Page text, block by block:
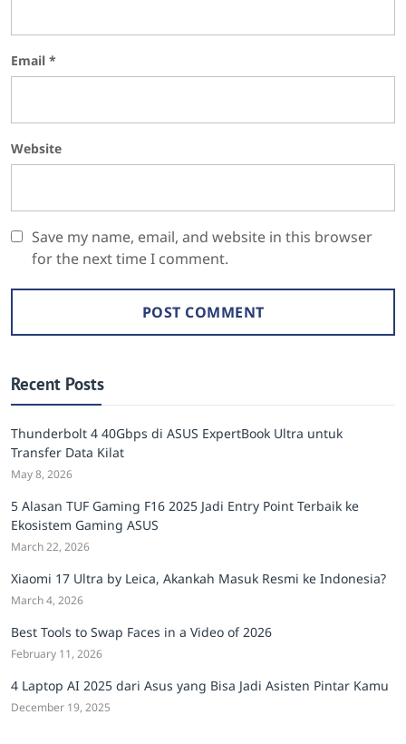
Email *
Website
Save my name, email, and website in this browser
for the next time I comment.
Recent Posts
Thunderbolt 4 40Gbps di ASUS ExpertBook Ultra untuk
Transfer Data Kilat
May 8, 2026
5 Alasan TUF Gaming F16 2025 Jadi Entry Point Terbaik ke
Ekosistem Gaming ASUS
March 22, 2026
Xiaomi 17 Ultra by Leica, Akankah Masuk Resmi ke Indonesia?
March 4, 2026
Best Tools to Swap Faces in a Video of 2026
February 11, 2026
4 Laptop AI 2025 dari Asus yang Bisa Jadi Asisten Pintar Kamu
December 19, 2025